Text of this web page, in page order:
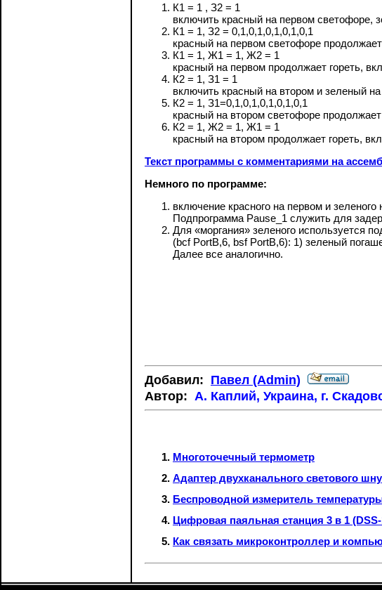
К1 = 1 , З2 = 1
включить красный на первом светофоре,
К1 = 1, З2 = 0,1,0,1,0,1,0,1,0,1
красный на первом светофоре
К1 = 1, Ж1 = 1, Ж2 = 1
красный на первом продолжает гореть,
К2 = 1, З1 = 1
включить красный на втором и зеленый
К2 = 1, З1=0,1,0,1,0,1,0,1,0,1
красный на втором светофоре
К2 = 1, Ж2 = 1, Ж1 = 1
красный на втором продолжает гореть,
Текст программы с комментариями на
Немного по программе:
включение красного на первом и
Подпрограмма Pause_1 служить для
Для «моргания» зеленого используется
(bcf PortB,6, bsf PortB,6): 1) зеленый
Далее все аналогично.
Добавил: Павел (Admin)
Автор: А. Каплий, Украина, г.
Многоточечный термометр
Адаптер двухканального светового
Беспроводной измеритель
Цифровая паяльная станция 3 в 1
Как связать микроконтроллер и